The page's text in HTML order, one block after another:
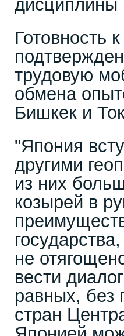
дисциплины
Готовность
трудовую
обмена
Бишкек и
"Япония
другими
из них
козырей в
не
вести
равных, без
стран